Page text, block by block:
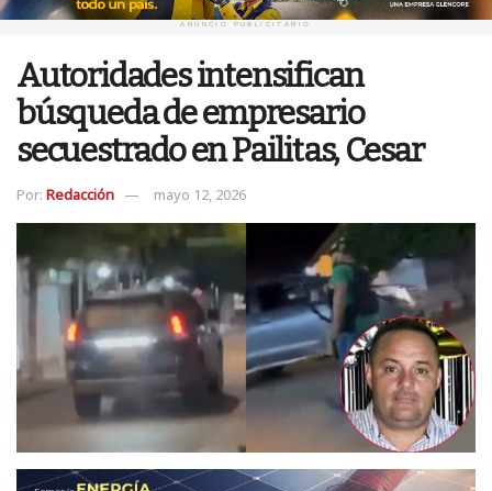
ANUNCIO PUBLICITARIO
Autoridades intensifican
búsqueda de empresario
secuestrado en Pailitas, Cesar
Por: Redacción mayo 12, 2026